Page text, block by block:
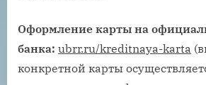
Оформление карты на
банка: ubrr.ru/krеditnаyа-kаrtа
конкретной карты